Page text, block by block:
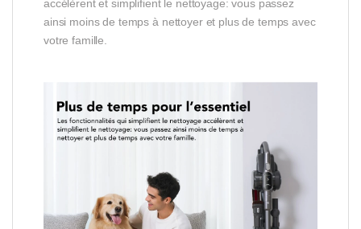
accélèrent et simplifient le nettoyage: vous passez
ainsi moins de temps à nettoyer et plus de temps avec
votre famille.